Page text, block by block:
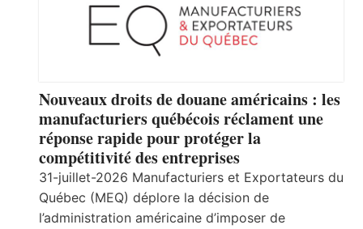
Nouveaux droits de douane américains : les
manufacturiers québécois réclament une
réponse rapide pour protéger la
compétitivité des entreprises
31-juillet-2026 Manufacturiers et Exportateurs du
Québec (MEQ) déplore la décision de
l’administration américaine d’imposer de